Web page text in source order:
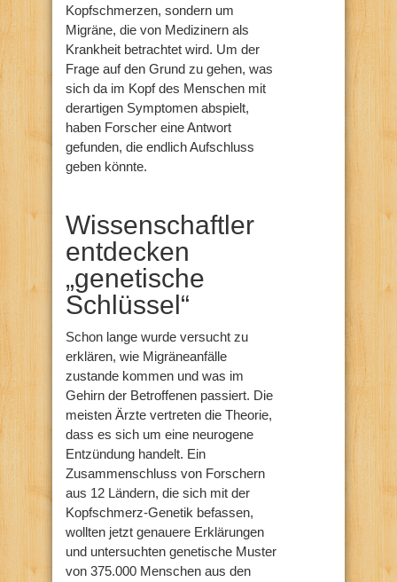
Kopfschmerzen, sondern um
Migräne, die von Medizinern als
Krankheit betrachtet wird. Um der
Frage auf den Grund zu gehen, was
sich da im Kopf des Menschen mit
derartigen Symptomen abspielt,
haben Forscher eine Antwort
gefunden, die endlich Aufschluss
geben könnte.
Wissenschaftler
entdecken
„genetische
Schlüssel“
Schon lange wurde versucht zu
erklären, wie Migräneanfälle
zustande kommen und was im
Gehirn der Betroffenen passiert. Die
meisten Ärzte vertreten die Theorie,
dass es sich um eine neurogene
Entzündung handelt. Ein
Zusammenschluss von Forschern
aus 12 Ländern, die sich mit der
Kopfschmerz-Genetik befassen,
wollten jetzt genauere Erklärungen
und untersuchten genetische Muster
von 375.000 Menschen aus den